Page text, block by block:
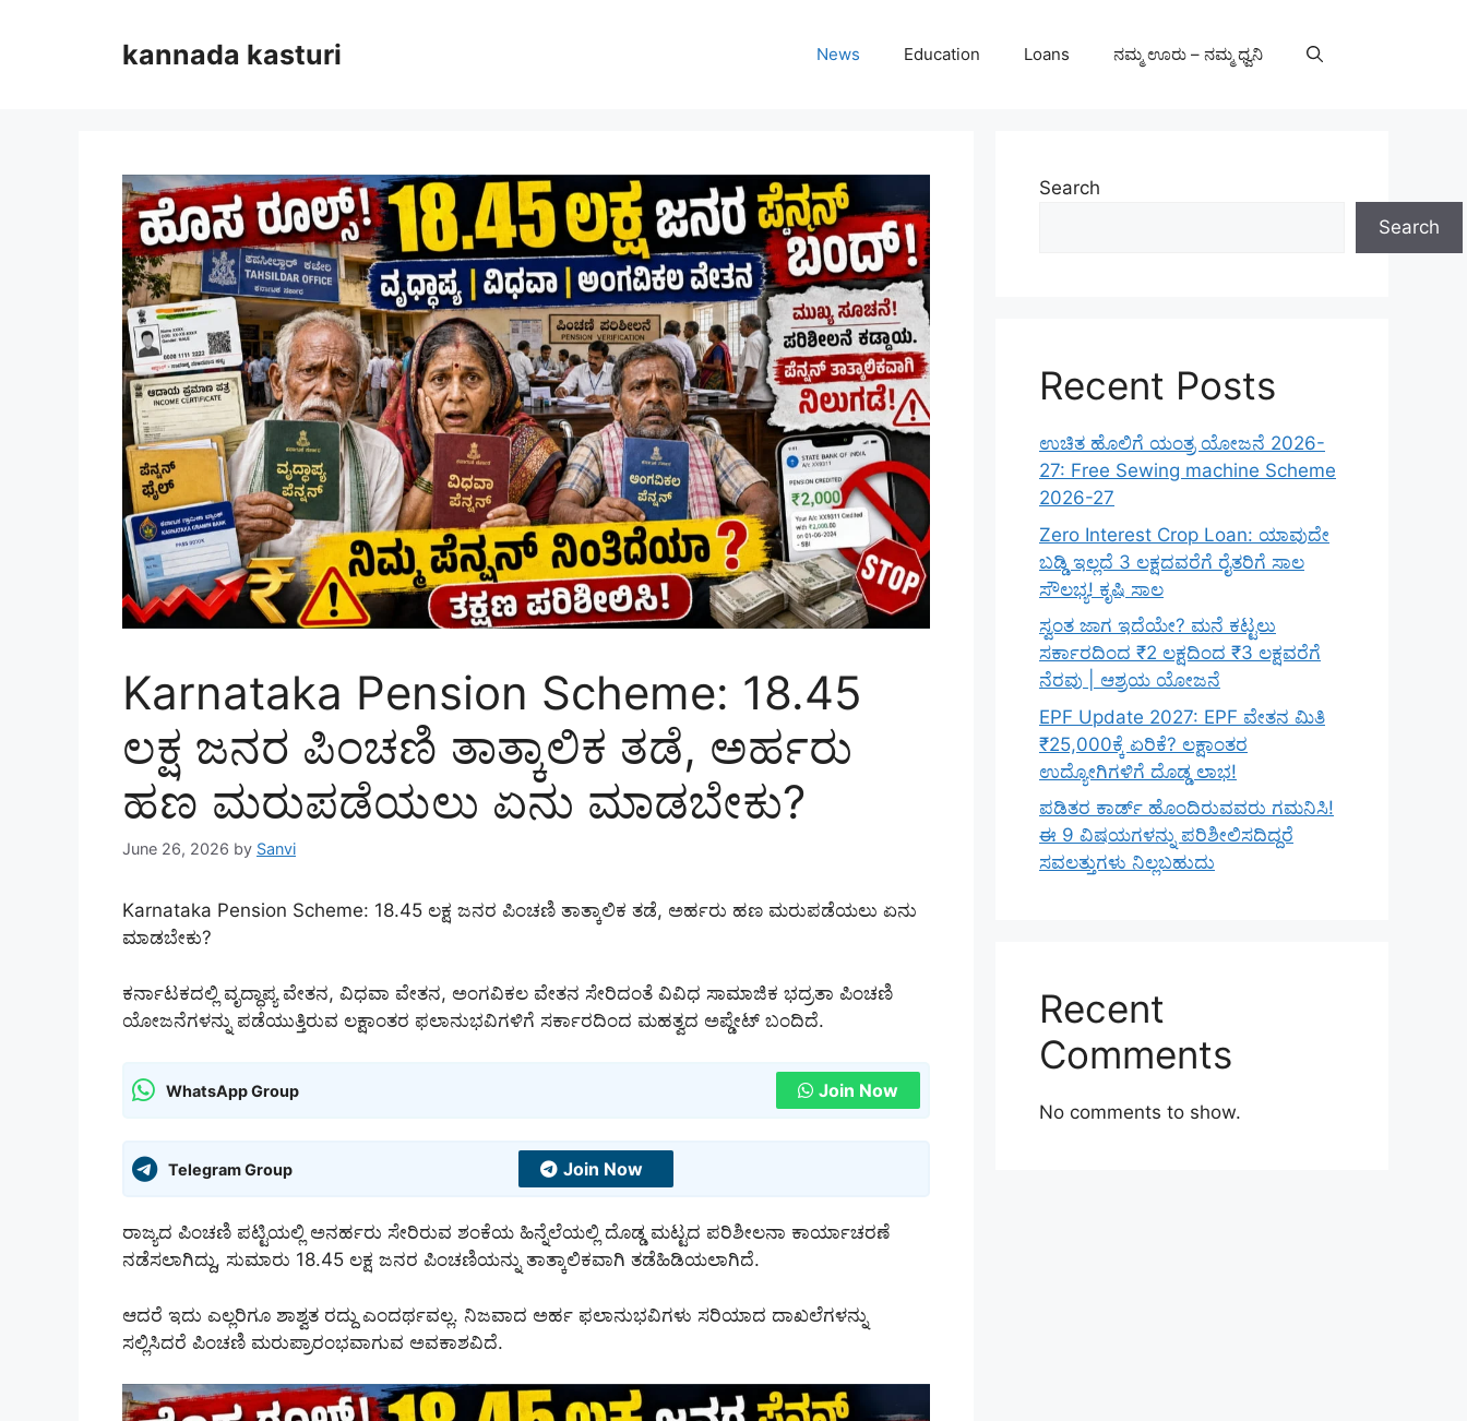
kannada kasturi News Education Loans ನಮ್ಮ ಊರು – ನಮ್ಮ ಧ್ವನಿ
Karnataka Pension Scheme: 18.45
ಲಕ್ಷ ಜನರ ಪಿಂಚಣಿ ತಾತ್ಕಾಲಿಕ ತಡೆ, ಅರ್ಹರು
ಹಣ ಮರುಪಡೆಯಲು ಏನು ಮಾಡಬೇಕು?
June 26, 2026 by Sanvi
Karnataka Pension Scheme: 18.45 ಲಕ್ಷ ಜನರ ಪಿಂಚಣಿ ತಾತ್ಕಾಲಿಕ ತಡೆ, ಅರ್ಹರು ಹಣ ಮರುಪಡೆಯಲು ಏನು
ಮಾಡಬೇಕು?
ಕರ್ನಾಟಕದಲ್ಲಿ ವೃದ್ಧಾಪ್ಯ ವೇತನ, ವಿಧವಾ ವೇತನ, ಅಂಗವಿಕಲ ವೇತನ ಸೇರಿದಂತೆ ವಿವಿಧ ಸಾಮಾಜಿಕ ಭದ್ರತಾ ಪಿಂಚಣಿ
ಯೋಜನೆಗಳನ್ನು ಪಡೆಯುತ್ತಿರುವ ಲಕ್ಷಾಂತರ ಫಲಾನುಭವಿಗಳಿಗೆ ಸರ್ಕಾರದಿಂದ ಮಹತ್ವದ ಅಪ್ಡೇಟ್ ಬಂದಿದೆ.
WhatsApp Group Join Now
Telegram Group Join Now
ರಾಜ್ಯದ ಪಿಂಚಣಿ ಪಟ್ಟಿಯಲ್ಲಿ ಅನರ್ಹರು ಸೇರಿರುವ ಶಂಕೆಯ ಹಿನ್ನೆಲೆಯಲ್ಲಿ ದೊಡ್ಡ ಮಟ್ಟದ ಪರಿಶೀಲನಾ ಕಾರ್ಯಾಚರಣೆ
ನಡೆಸಲಾಗಿದ್ದು, ಸುಮಾರು 18.45 ಲಕ್ಷ ಜನರ ಪಿಂಚಣಿಯನ್ನು ತಾತ್ಕಾಲಿಕವಾಗಿ ತಡೆಹಿಡಿಯಲಾಗಿದೆ.
ಆದರೆ ಇದು ಎಲ್ಲರಿಗೂ ಶಾಶ್ವತ ರದ್ದು ಎಂದರ್ಥವಲ್ಲ. ನಿಜವಾದ ಅರ್ಹ ಫಲಾನುಭವಿಗಳು ಸರಿಯಾದ ದಾಖಲೆಗಳನ್ನು
ಸಲ್ಲಿಸಿದರೆ ಪಿಂಚಣಿ ಮರುಪ್ರಾರಂಭವಾಗುವ ಅವಕಾಶವಿದೆ.
Search
Search
Recent Posts
ಉಚಿತ ಹೊಲಿಗೆ ಯಂತ್ರ ಯೋಜನೆ 2026-
27: Free Sewing machine Scheme
2026-27
Zero Interest Crop Loan: ಯಾವುದೇ
ಬಡ್ಡಿ ಇಲ್ಲದೆ 3 ಲಕ್ಷದವರೆಗೆ ರೈತರಿಗೆ ಸಾಲ
ಸೌಲಭ್ಯ! ಕೃಷಿ ಸಾಲ
ಸ್ವಂತ ಜಾಗ ಇದೆಯೇ? ಮನೆ ಕಟ್ಟಲು
ಸರ್ಕಾರದಿಂದ ₹2 ಲಕ್ಷದಿಂದ ₹3 ಲಕ್ಷವರೆಗೆ
ನೆರವು | ಆಶ್ರಯ ಯೋಜನೆ
EPF Update 2027: EPF ವೇತನ ಮಿತಿ
₹25,000ಕ್ಕೆ ಏರಿಕೆ? ಲಕ್ಷಾಂತರ
ಉದ್ಯೋಗಿಗಳಿಗೆ ದೊಡ್ಡ ಲಾಭ!
ಪಡಿತರ ಕಾರ್ಡ್ ಹೊಂದಿರುವವರು ಗಮನಿಸಿ!
ಈ 9 ವಿಷಯಗಳನ್ನು ಪರಿಶೀಲಿಸದಿದ್ದರೆ
ಸವಲತ್ತುಗಳು ನಿಲ್ಲಬಹುದು
Recent
Comments
No comments to show.